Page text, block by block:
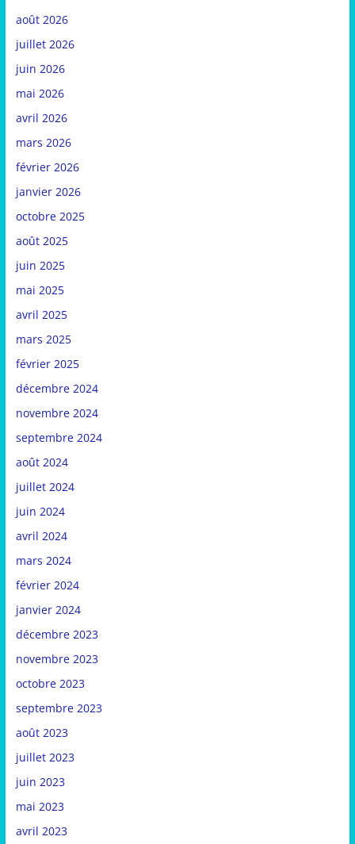
août 2026
juillet 2026
juin 2026
mai 2026
avril 2026
mars 2026
février 2026
janvier 2026
octobre 2025
août 2025
juin 2025
mai 2025
avril 2025
mars 2025
février 2025
décembre 2024
novembre 2024
septembre 2024
août 2024
juillet 2024
juin 2024
avril 2024
mars 2024
février 2024
janvier 2024
décembre 2023
novembre 2023
octobre 2023
septembre 2023
août 2023
juillet 2023
juin 2023
mai 2023
avril 2023